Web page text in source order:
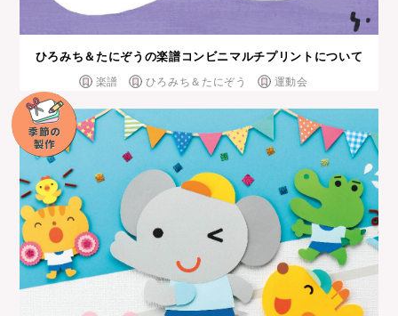
ひろみち＆たにぞうの楽譜コンビニマルチプリントについて
楽譜 ひろみち＆たにぞう 運動会